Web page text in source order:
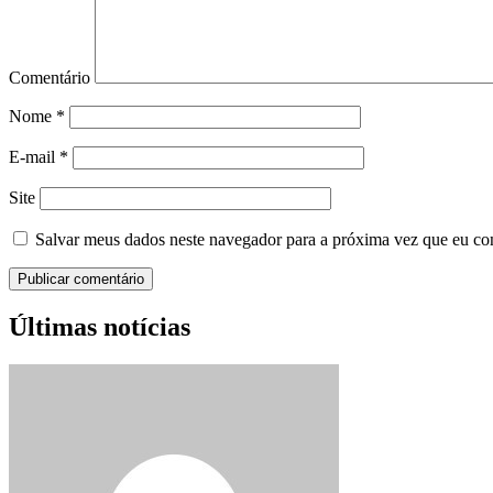
Comentário
Nome *
E-mail *
Site
Salvar meus dados neste navegador para a próxima vez que eu
Últimas notícias